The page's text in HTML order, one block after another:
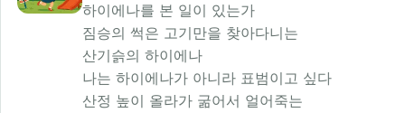
하이에나를 본 일이 있는가
짐승의 썩은 고기만을 찾아다니는
산기슭의 하이에나
나는 하이에나가 아니라 표범이고 싶다
산정 높이 올라가 굶어서 얼어죽는